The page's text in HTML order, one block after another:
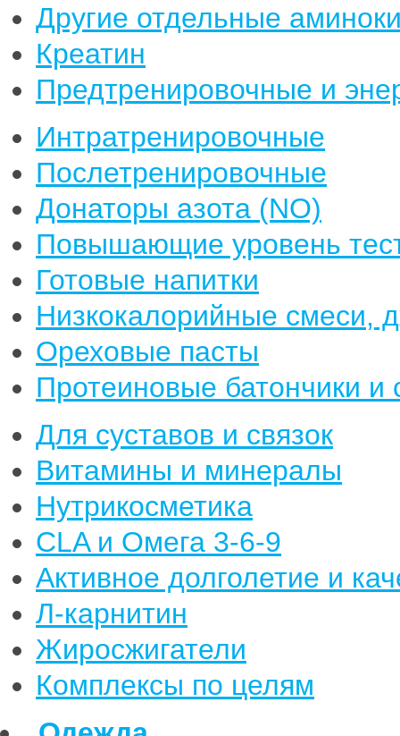
Другие отдельные
Креатин
Предтренировочные и
Интратренировочные
Послетренировочные
Донаторы азота (NO)
Повышающие уровень
Готовые напитки
Низкокалорийные смеси,
Ореховые пасты
Протеиновые батончики и
Для суставов и связок
Витамины и минералы
Нутрикосметика
CLA и Омега 3-6-9
Активное долголетие и
Л-карнитин
Жиросжигатели
Комплексы по целям